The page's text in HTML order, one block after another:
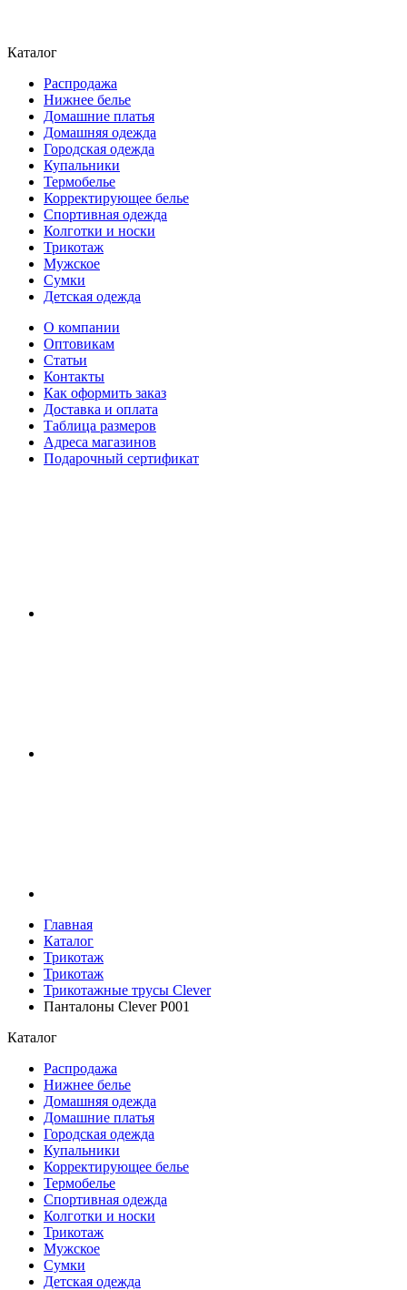
Каталог
Распродажа
Нижнее белье
Домашние платья
Домашняя одежда
Городская одежда
Купальники
Термобелье
Корректирующее белье
Спортивная одежда
Колготки и носки
Трикотаж
Мужское
Сумки
Детская одежда
О компании
Оптовикам
Статьи
Контакты
Как оформить заказ
Доставка и оплата
Таблица размеров
Адреса магазинов
Подарочный сертификат
Главная
Каталог
Трикотаж
Трикотаж
Трикотажные трусы Clever
Панталоны Clever P001
Каталог
Распродажа
Нижнее белье
Домашняя одежда
Домашние платья
Городская одежда
Купальники
Корректирующее белье
Термобелье
Спортивная одежда
Колготки и носки
Трикотаж
Мужское
Сумки
Детская одежда